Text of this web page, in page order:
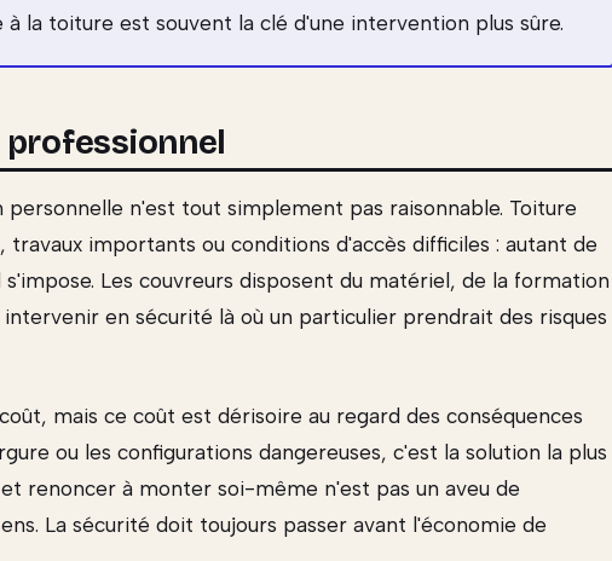
la toiture est souvent la clé d'une intervention plus sûre.
professionnel
n'est tout simplement pas raisonnable. Toiture
travaux importants ou conditions d'accès difficiles : autant de
Les couvreurs disposent du matériel, de la formation
en sécurité là où un particulier prendrait des risques
mais ce coût est dérisoire au regard des conséquences
ou les configurations dangereuses, c'est la solution la plus
renoncer à monter soi-même n'est pas un aveu de
La sécurité doit toujours passer avant l'économie de